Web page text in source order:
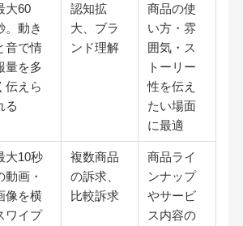
大60
。動き
音で情
量を多
伝えら
る
認知拡
大、ブラ
ンド理解
商品の使
い方・雰
囲気・ス
トーリー
性を伝え
たい場面
に最適
大10秒
動画・
像を横
ワイプ
複数商品
の訴求、
比較訴求
商品ライ
ンナップ
やサービ
ス内容の